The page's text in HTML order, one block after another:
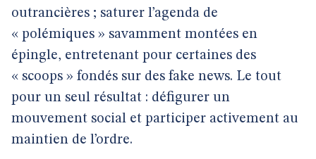
outrancières ; saturer l’agenda de
« polémiques » savamment montées en
épingle, entretenant pour certaines des
« scoops » fondés sur des fake news. Le tout
pour un seul résultat : défigurer un
mouvement social et participer activement au
maintien de l’ordre.